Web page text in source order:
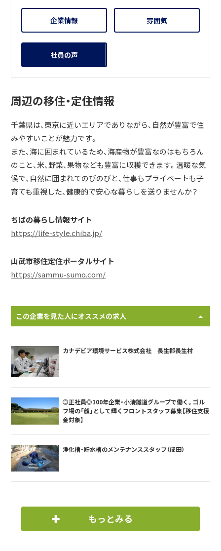
企業情報 雰囲気
社員の声
周辺の移住・定住情報
千葉県は、東京に近いエリアでありながら、自然が豊富で住
みやすいことが魅力です。
また、海に囲まれているため、海産物が豊富なのはもちろん
のこと、米、野菜、果物なども豊富に収穫できます。温暖な気
候で、自然に囲まれてのびのびと、仕事もプライベートも子
育ても重視した、健康的で安心な暮らしを送りませんか？
ちばの暮らし情報サイト
https://life-style.chiba.jp/
山武市移住定住ポータルサイト
https://sammu-sumo.com/
この企業を見た人にオススメの求人
カナデビア環境サービス株式会社 長生郡長生村
◎正社員◎100年企業・小湊鐵道グループで働く。ゴル
フ場の「顔」として輝くフロントスタッフ募集【移住支援
金対象】
浄化槽・貯水槽のメンテナンススタッフ（成田）
もっとみる